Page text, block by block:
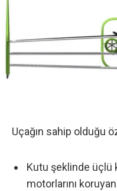
Uçağın sahip olduğu
Kutu şeklinde üçlü
motorlarını